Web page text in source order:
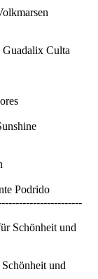
Culta
Podrido
Schönheit und
und